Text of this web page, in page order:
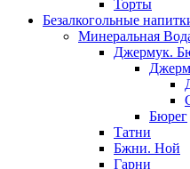
Торты
Безалкогольные
Минеральная
Джермук.
Бюрег
Татни
Бжни. Ной
Гарни